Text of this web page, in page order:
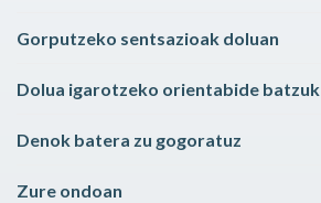
Gorputzeko sentsazioak doluan
Dolua igarotzeko orientabide batzuk
Denok batera zu gogoratuz
Zure ondoan